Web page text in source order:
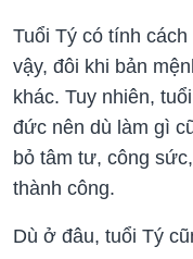
Tuổi Tý có tính
vậy, đôi khi bản
khác. Tuy nhiên,
đức nên dù làm gì
bỏ tâm tư, công
thành công.
Dù ở đâu, tuổi Tý